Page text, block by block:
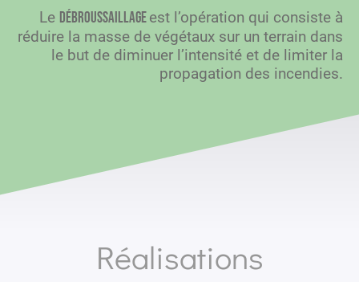
Le débroussaillageest l’opération qui consiste à
réduire la masse de végétaux sur un terrain dans
le but de diminuer l’intensité et de limiter la
propagation des incendies.
Réalisations